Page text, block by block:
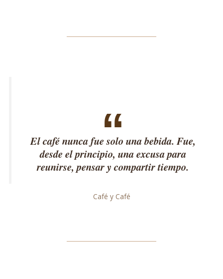
El café nunca fue solo una bebida. Fue,
desde el principio, una excusa para
reunirse, pensar y compartir tiempo.
Café y Café